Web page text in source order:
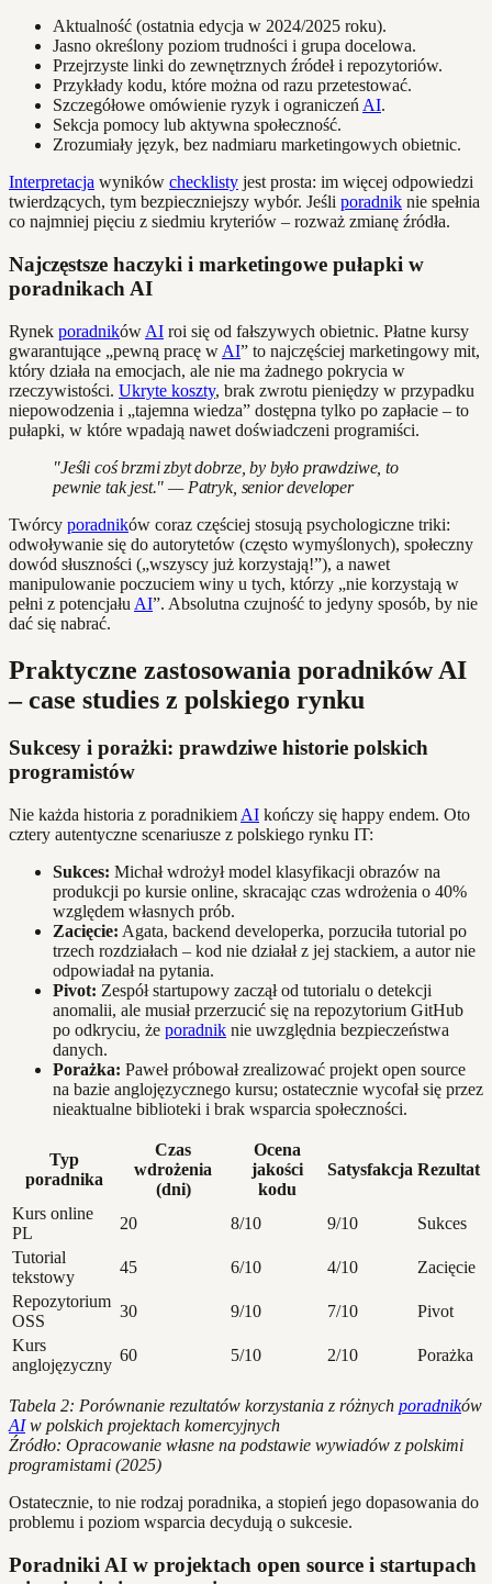
Aktualność (ostatnia edycja w 2024/2025 roku).
Jasno określony poziom trudności i grupa docelowa.
Przejrzyste linki do zewnętrznych źródeł i repozytoriów.
Przykłady kodu, które można od razu przetestować.
Szczegółowe omówienie ryzyk i ograniczeń AI.
Sekcja pomocy lub aktywna społeczność.
Zrozumiały język, bez nadmiaru marketingowych obietnic.
Interpretacja wyników checklisty jest prosta: im więcej odpowiedzi
twierdzących, tym bezpieczniejszy wybór. Jeśli poradnik nie spełnia
co najmniej pięciu z siedmiu kryteriów – rozważ zmianę źródła.
Najczęstsze haczyki i marketingowe pułapki w
poradnikach AI
Rynek poradników AI roi się od fałszywych obietnic. Płatne kursy
gwarantujące „pewną pracę w AI” to najczęściej marketingowy mit,
który działa na emocjach, ale nie ma żadnego pokrycia w
rzeczywistości. Ukryte koszty, brak zwrotu pieniędzy w przypadku
niepowodzenia i „tajemna wiedza” dostępna tylko po zapłacie – to
pułapki, w które wpadają nawet doświadczeni programiści.
"Jeśli coś brzmi zbyt dobrze, by było prawdziwe, to
pewnie tak jest." — Patryk, senior developer
Twórcy poradników coraz częściej stosują psychologiczne triki:
odwoływanie się do autorytetów (często wymyślonych), społeczny
dowód słuszności („wszyscy już korzystają!”), a nawet
manipulowanie poczuciem winy u tych, którzy „nie korzystają w
pełni z potencjału AI”. Absolutna czujność to jedyny sposób, by nie
dać się nabrać.
Praktyczne zastosowania poradników AI
– case studies z polskiego rynku
Sukcesy i porażki: prawdziwe historie polskich
programistów
Nie każda historia z poradnikiem AI kończy się happy endem. Oto
cztery autentyczne scenariusze z polskiego rynku IT:
Sukces: Michał wdrożył model klasyfikacji obrazów na
produkcji po kursie online, skracając czas wdrożenia o 40%
względem własnych prób.
Zacięcie: Agata, backend developerka, porzuciła tutorial po
trzech rozdziałach – kod nie działał z jej stackiem, a autor nie
odpowiadał na pytania.
Pivot: Zespół startupowy zaczął od tutorialu o detekcji
anomalii, ale musiał przerzucić się na repozytorium GitHub
po odkryciu, że poradnik nie uwzględnia bezpieczeństwa
danych.
Porażka: Paweł próbował zrealizować projekt open source
na bazie anglojęzycznego kursu; ostatecznie wycofał się przez
nieaktualne biblioteki i brak wsparcia społeczności.
Typ
poradnika
Czas
wdrożenia
(dni)
Ocena
jakości
kodu
Satysfakcja Rezultat
Kurs online
PL
20 8/10 9/10
Sukces
Tutorial
tekstowy
45 6/10 4/10
Zacięcie
Repozytorium
OSS
30 9/10 7/10
Pivot
Kurs
anglojęzyczny
60 5/10 2/10 Porażka
Tabela 2: Porównanie rezultatów korzystania z różnych poradników
AIw polskich projektach komercyjnych
Źródło: Opracowanie własne na podstawie wywiadów z polskimi
programistami (2025)
Ostatecznie, to nie rodzaj poradnika, a stopień jego dopasowania do
problemu i poziom wsparcia decydują o sukcesie.
Poradniki AI w projektach open source i startupach